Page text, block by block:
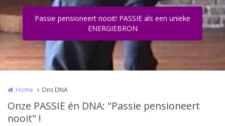
Home Ons DNA
Onze PASSIE én DNA: "Passie pensioneert
nooit" !